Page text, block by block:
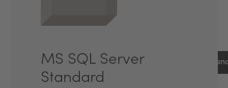
MS SQL Server
Standard